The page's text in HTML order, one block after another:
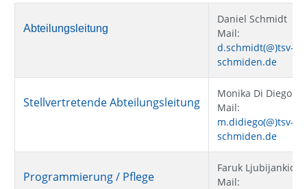
Abteilungsleitung
Daniel Schmidt
Mail:
d.schmidt(@)tsv-
schmiden.de
Stellvertretende Abteilungsleitung
Monika Di Diego
Mail:
m.didiego(@)tsv-
schmiden.de
Programmierung / Pflege
Faruk Ljubijankic
Mail: